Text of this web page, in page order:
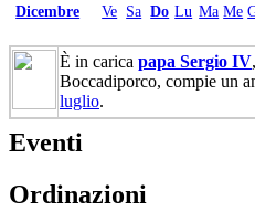
Dicembre
Ve Sa Do Lu Ma Me
È in carica papa Sergio IV
Boccadiporco, compie un
luglio.
Eventi
Ordinazioni